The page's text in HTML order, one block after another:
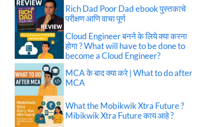
Rich Dad Poor Dad ebook पुस्तकाचे
परीक्षण आणि वाचा पूर्ण
Cloud Engineer बनने के लिये क्या करना
होगा ? What will have to be done to
become a Cloud Engineer?
MCA के बाद क्या करे | What to do after
MCA
What the Mobikwik Xtra Future ?
Mibikwik Xtra Future काय आहे ?